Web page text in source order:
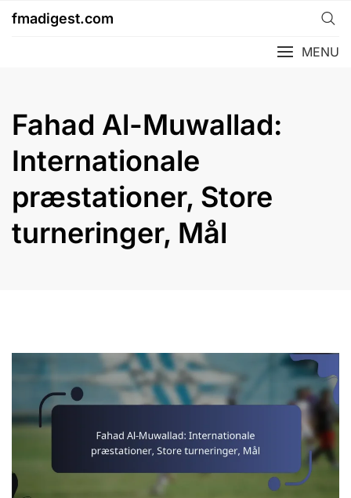
fmadigest.com
MENU
Fahad Al-Muwallad:
Internationale
præstationer, Store
turneringer, Mål